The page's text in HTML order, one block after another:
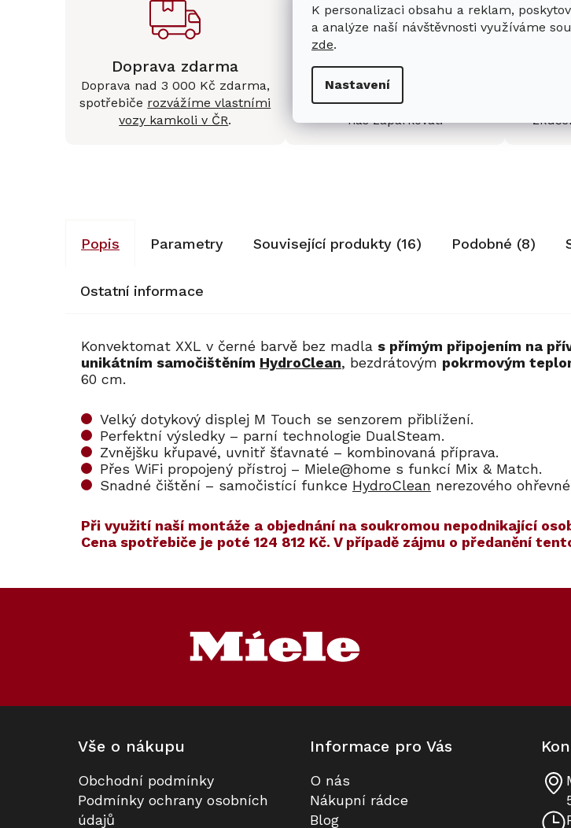
K personalizaci obsahu a reklam,
a analýze naší návštěvnosti využíváme
zde.
Nastavení
Doprava zdarma
Doprava nad 3 000 Kč zdarma,
spotřebiče rozvážíme vlastními
vozy kamkoli v ČR.
Kamenná prodejna
Mámeshowroom
Králové s možností jednoduše u
nás zaparkovat.
Popis Parametry Související produkty (16) Podobné (8)
Ostatní informace
Konvektomat XXL v černé barvě bez madla s přímým připojením na
unikátním samočištěním HydroClean, bezdrátovým pokrmovým
60 cm.
Velký dotykový displej M Touch se senzorem přiblížení.
Perfektní výsledky – parní technologie DualSteam.
Zvnějšku křupavé, uvnitř šťavnaté – kombinovaná příprava.
Přes WiFi propojený přístroj – Miele@home s funkcí Mix & Match.
Snadné čištění – samočistící funkce HydroClean nerezového
​​Při využití naší montáže a objednání na soukromou nepodnikající
Cena spotřebiče je poté 124 812 Kč. V případě zájmu o předanění
Konvektomat XXL MIELE DGC
7865 HCX Pro Obsidian černá,
Konvektomat XXL
7460 HC Pro Nerez
Prodloužená záruka na 5 let Prodloužená záruka
Vše o nákupu
Obchodní podmínky
Podmínky ochrany osobních
údajů
Informace pro Vás
O nás
Nákupní rádce
Blog